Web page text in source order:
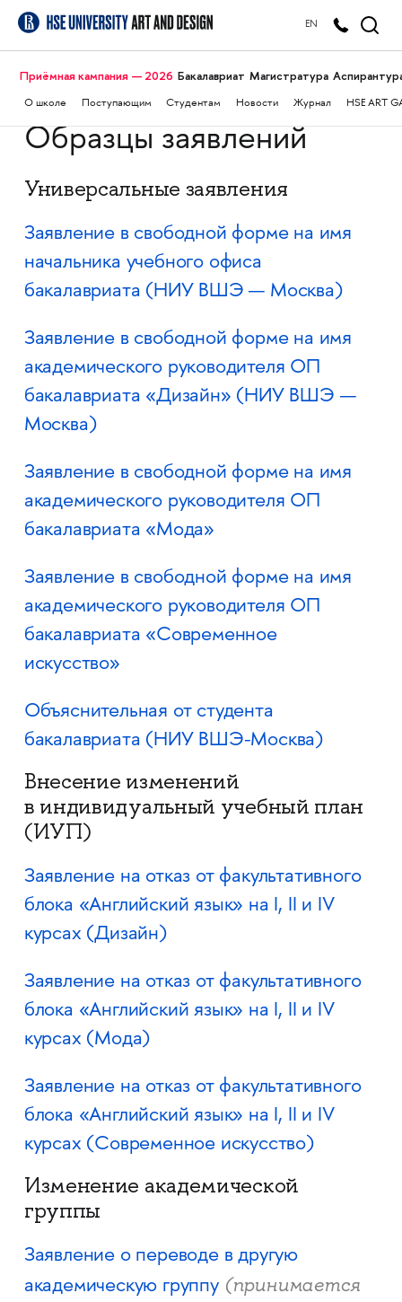
EN
Приёмная кампания — 2026 Бакалавриат Магистратура
О школе Поступающим Студентам Новости Журнал HSE ART
Образцы заявлений
Универсальные заявления
Заявление в свободной форме на имя
начальника учебного офиса
бакалавриата (НИУ ВШЭ — Москва)
Заявление в свободной форме на имя
академического руководителя ОП
бакалавриата «Дизайн» (НИУ ВШЭ —
Москва)
Заявление в свободной форме на имя
академического руководителя ОП
бакалавриата «Мода»
Заявление в свободной форме на имя
академического руководителя ОП
бакалавриата «Современное
искусство»
Объяснительная от студента
бакалавриата (НИУ ВШЭ-Москва)
Внесение изменений
в индивидуальный учебный план
(ИУП)
Заявление на отказ от факультативного
блока «Английский язык» на I, II и IV
курсах (Дизайн)
Заявление на отказ от факультативного
блока «Английский язык» на I, II и IV
курсах (Мода)
Заявление на отказ от факультативного
блока «Английский язык» на I, II и IV
курсах (Современное искусство)
Изменение академической
группы
Заявление о переводе в другую
академическую группу (принимается